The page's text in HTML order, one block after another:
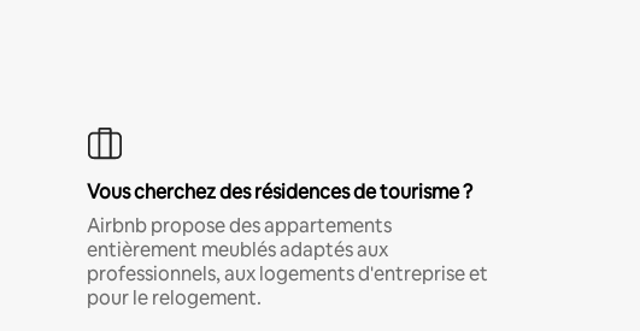
Vous cherchez des résidences de tourisme ?
Airbnb propose des appartements
entièrement meublés adaptés aux
professionnels, aux logements d'entreprise et
pour le relogement.